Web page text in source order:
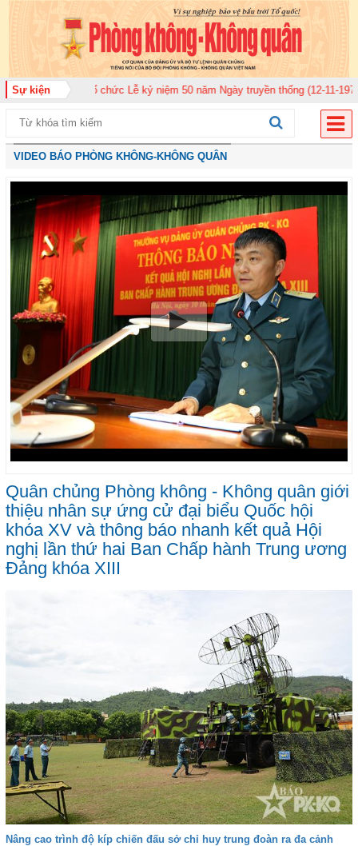
Sự kiện
tổ chức Lễ kỷ niệm 50 năm Ngày truyền thống (12-11-1975/12-11-2025)
VIDEO BÁO PHÒNG KHÔNG-KHÔNG QUÂN
Quân chủng Phòng không - Không quân giới
thiệu nhân sự ứng cử đại biểu Quốc hội
khóa XV và thông báo nhanh kết quả Hội
nghị lần thứ hai Ban Chấp hành Trung ương
Đảng khóa XIII
Nâng cao trình độ kíp chiến đấu sở chỉ huy trung đoàn ra đa cảnh